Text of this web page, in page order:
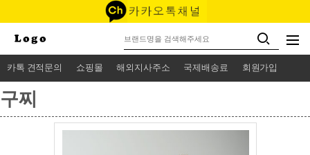
카톡 견적문의 쇼핑몰 해외지사주소 국제배송료 회원가입
구찌